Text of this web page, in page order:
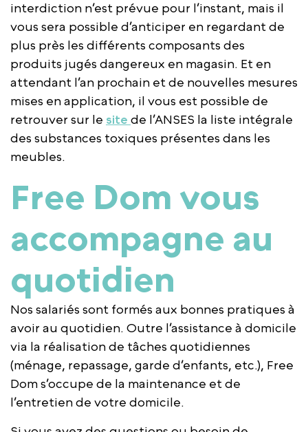
interdiction n’est prévue pour l’instant, mais il
vous sera possible d’anticiper en regardant de
plus près les différents composants des
produits jugés dangereux en magasin. Et en
attendant l’an prochain et de nouvelles mesures
mises en application, il vous est possible de
retrouver sur le site de l’ANSES la liste intégrale
des substances toxiques présentes dans les
meubles.
Free Dom vous
accompagne au
quotidien
Nos salariés sont formés aux bonnes pratiques à
avoir au quotidien. Outre l’assistance à domicile
via la réalisation de tâches quotidiennes
(ménage, repassage, garde d’enfants, etc.), Free
Dom s’occupe de la maintenance et de
l’entretien de votre domicile.